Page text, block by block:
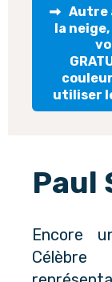
Autre
la
utiliser
Paul
Encore